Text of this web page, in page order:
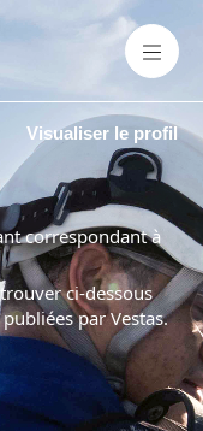
Visualiser le profil
correspondant à
ci-dessous
par Vestas.